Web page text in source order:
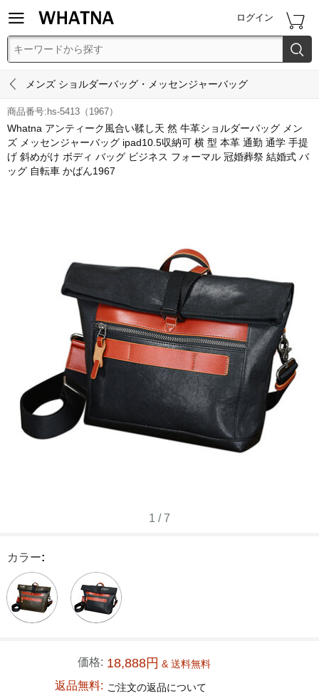
 ログイン 

 メンズ ショルダーバッグ・メッセンジャーバッグ
商品番号:hs-5413（1967）
Whatna アンティーク風合い鞣し天 然 牛革ショルダーバッグ メン
ズ メッセンジャーバッグ ipad10.5収納可 横 型 本革 通勤 通学 手提
げ 斜めがけ ボディ バッグ ビジネス フォーマル 冠婚葬祭 結婚式 バ
ッグ 自転車 かばん1967
1 /7
カラー:
価格: 18,888円 & 送料無料
返品無料: ご注文の返品について